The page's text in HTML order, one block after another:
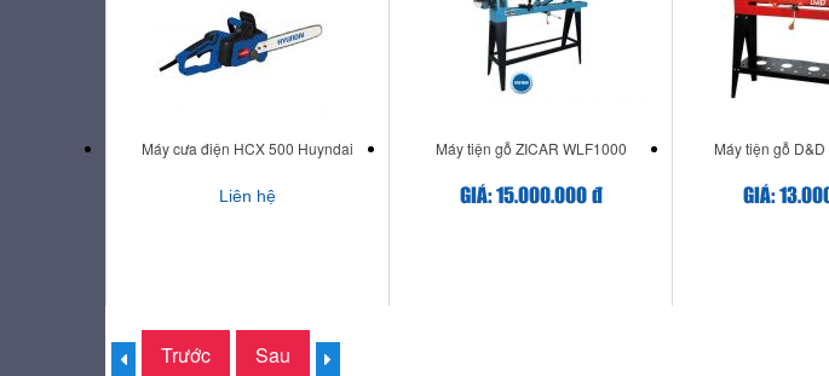
Máy cưa điện HCX 500 Huyndai
Liên hệ
Máy tiện gỗ ZICAR WLF1000
GIÁ: 15.000.000 đ
Máy tiện gỗ
GIÁ:
Trước Sau